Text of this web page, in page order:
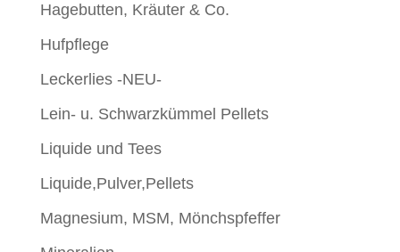
Hagebutten, Kräuter & Co.
Hufpflege
Leckerlies -NEU-
Lein- u. Schwarzkümmel Pellets
Liquide und Tees
Liquide,Pulver,Pellets
Magnesium, MSM, Mönchspfeffer